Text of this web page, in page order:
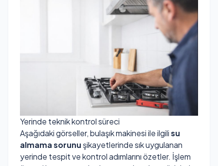
Yerinde teknik kontrol süreci
Aşağıdaki görseller, bulaşık makinesi ile ilgilisu
almama sorunu şikayetlerinde sık uygulanan
yerinde tespit ve kontrol adımlarını özetler. İşlem